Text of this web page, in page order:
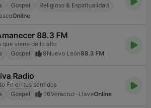
Gospel
Religioso & Espiritualidad
Online
88.3 FM
que viene de lo alto
Gospel 9Nuevo León88.3 FM
Radio
Fe en tus sentidos
Gospel 16Veracruz-LlaveOnline